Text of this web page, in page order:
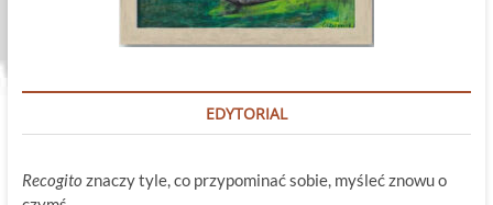
EDYTORIAL
Recogito znaczy tyle, co przypominać sobie, myśleć znowu o